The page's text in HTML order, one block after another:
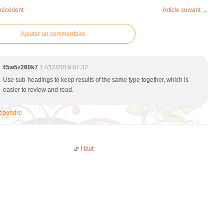
Article suivant →
Ajouter un commentaire
45w5z260k7 17/12/2019 07:32
Use sub-headings to keep results of the same type together, which is
easier to review and read.
Haut